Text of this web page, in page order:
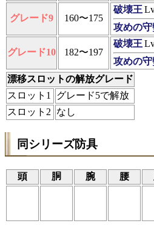
グレード9 160〜175
破壊王
攻めの守
グレード10 182〜197
破壊王
攻めの守
漂移スロットの解放グレード
スロット1
グレード5で解放
スロット2
なし
同シリーズ防具
頭 胴 腕 腰